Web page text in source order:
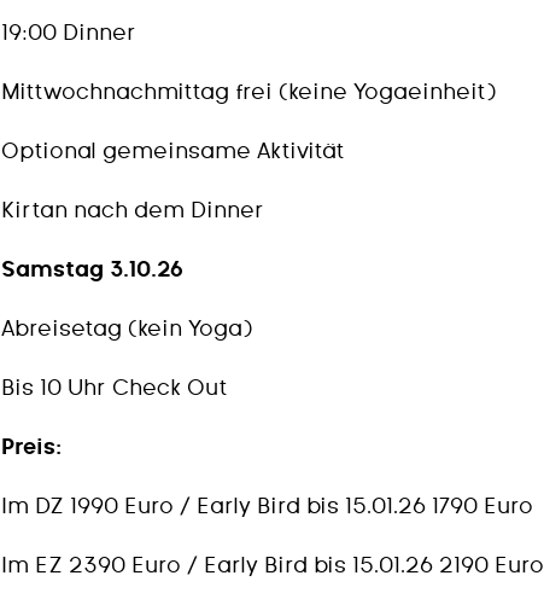
19:00 Dinner
Mittwochnachmittag frei (keine Yogaeinheit)
Optional gemeinsame Aktivität
Kirtan nach dem Dinner
Samstag 3.10.26
Abreisetag (kein Yoga)
Bis 10 Uhr Check Out
Preis:
Im DZ 1990 Euro / Early Bird bis 15.01.26 1790 Euro
Im EZ 2390 Euro / Early Bird bis 15.01.26 2190 Euro